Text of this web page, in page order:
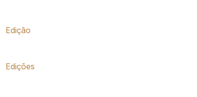
Edição
Edições